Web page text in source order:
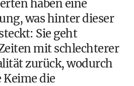
haben eine
was hinter dieser
Sie geht
mit schlechterer
zurück, wodurch
die